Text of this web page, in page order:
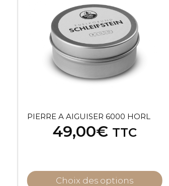
PIERRE A AIGUISER 6000 HORL
49,00€ TTC
Choix des options